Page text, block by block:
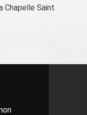
Chapelle Saint